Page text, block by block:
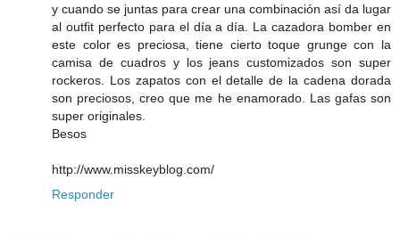
y cuando se juntas para crear una combinación así da lugar
al outfit perfecto para el día a día. La cazadora bomber en
este color es preciosa, tiene cierto toque grunge con la
camisa de cuadros y los jeans customizados son super
rockeros. Los zapatos con el detalle de la cadena dorada
son preciosos, creo que me he enamorado. Las gafas son
super originales.
Besos
http://www.misskeyblog.com/
Responder